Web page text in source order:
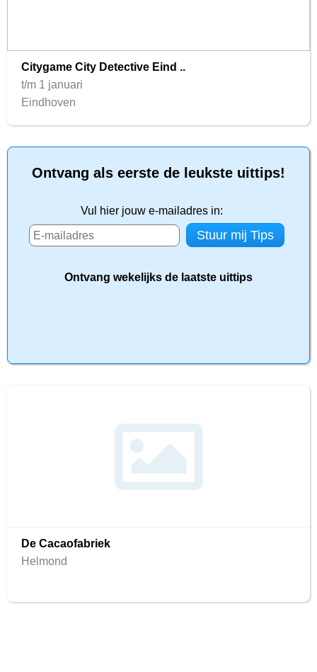
Citygame City Detective Eind ..
t/m 1 januari
Eindhoven
Ontvang als eerste de leukste uittips!
Vul hier jouw e-mailadres in:
Ontvang wekelijks de laatste uittips
De Cacaofabriek
Helmond